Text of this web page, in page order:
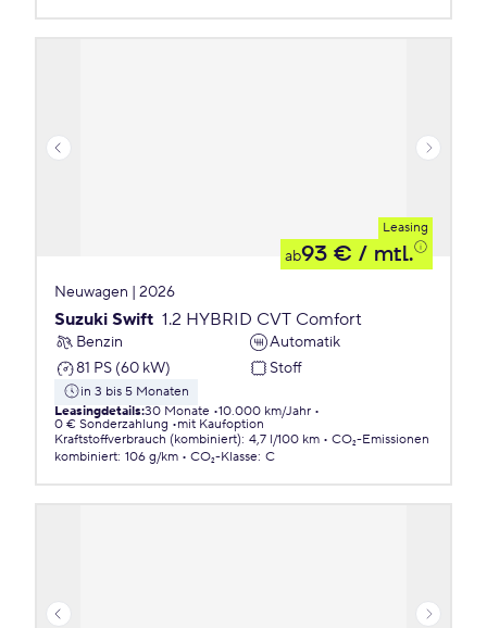
Leasing
ab93 € / mtl.
Neuwagen | 2026
Suzuki Swift 1.2 HYBRID CVT Comfort
Benzin
Automatik
81 PS (60 kW)
Stoff
in 3 bis 5 Monaten
Leasingdetails:30 Monate 10.000 km/Jahr
0 € Sonderzahlung
mit Kaufoption
Kraftstoffverbrauch (kombiniert): 4,7 l/100 km
CO₂-Emissionen
kombiniert: 106 g/km CO₂-Klasse: C